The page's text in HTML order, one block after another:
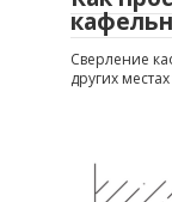
Сверление
других